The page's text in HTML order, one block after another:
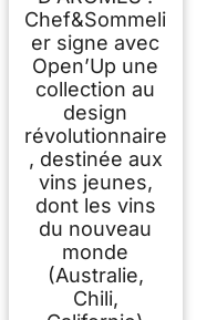
Résistance Hors
Norme -
Transparence
Absolue
Chef&Sommeli
er signe avec
Open’Up une
collection au
design
révolutionnaire
, destinée aux
vins jeunes,
dont les vins
du nouveau
monde
(Australie,
Chili,